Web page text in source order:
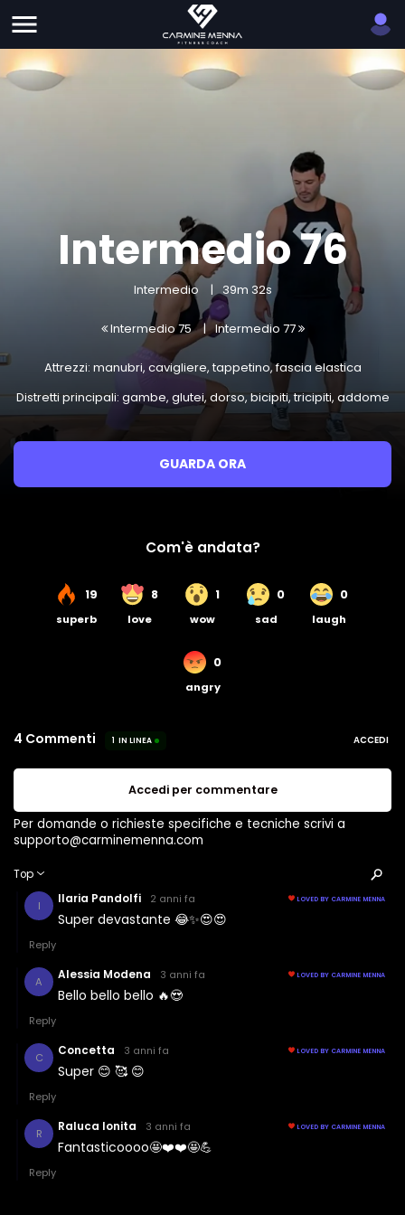
Intermedio 76
Intermedio 39m 32s
Intermedio 75 Intermedio 77
Attrezzi: manubri, cavigliere, tappetino, fascia elastica
Distretti principali: gambe, glutei, dorso, bicipiti, tricipiti, addome
GUARDA ORA